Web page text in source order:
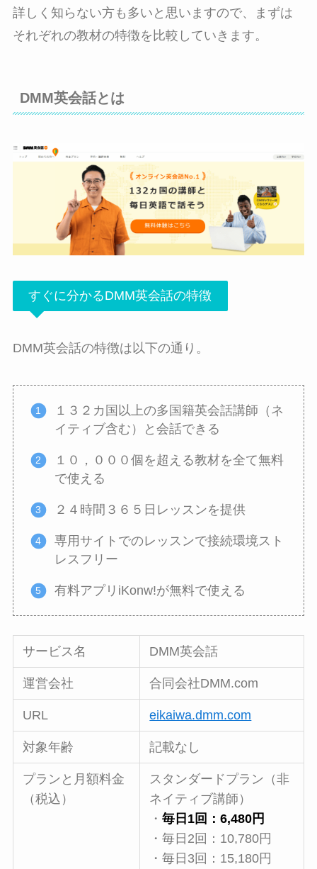
詳しく知らない方も多いと思いますので、まずは
それぞれの教材の特徴を比較していきます。
DMM英会話とは
すぐに分かるDMM英会話の特徴
DMM英会話の特徴は以下の通り。
１３２カ国以上の多国籍英会話講師（ネ
イティブ含む）と会話できる
１０，０００個を超える教材を全て無料
で使える
２４時間３６５日レッスンを提供
専用サイトでのレッスンで接続環境スト
レスフリー
有料アプリiKonw!が無料で使える
サービス名 DMM英会話
運営会社 合同会社DMM.com
URL eikaiwa.dmm.com
対象年齢 記載なし
プランと月額料金
（税込）
スタンダードプラン（非
ネイティブ講師）
・毎日1回：6,480円
・毎日2回：10,780円
・毎日3回：15,180円